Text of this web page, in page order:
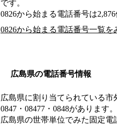
です。
0826から始まる電話番号は
0826から始まる電話番号一覧を
広島県の電話番号情報
広島県に割り当てられている市
0847・08477・0848があります。
広島県の世帯単位でみた固定電